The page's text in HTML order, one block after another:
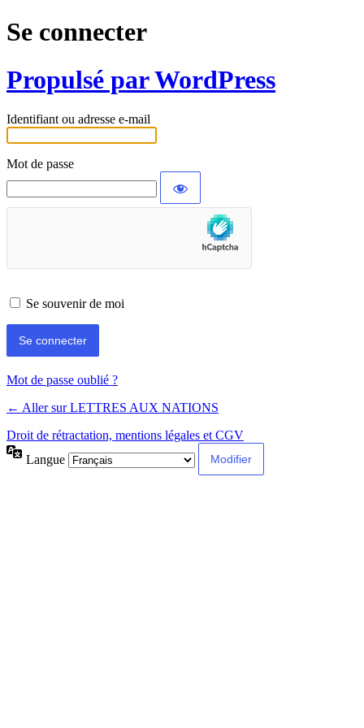
Se connecter
Propulsé par WordPress
Identifiant ou adresse e-mail
Mot de passe
Se souvenir de moi
Alternative:
Mot de passe oublié ?
← Aller sur LETTRES AUX NATIONS
Droit de rétractation, mentions légales et CGV
Langue